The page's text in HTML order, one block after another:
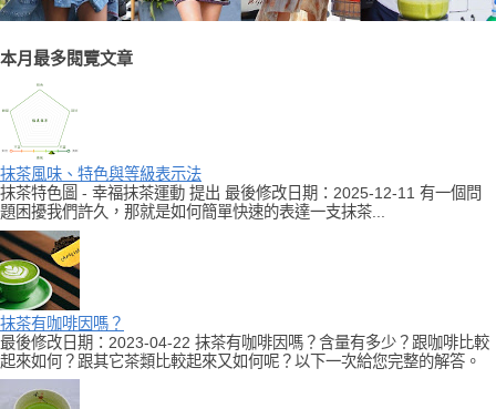
本月最多閱覽文章
抹茶風味、特色與等級表示法
抹茶特色圖 - 幸福抹茶運動 提出 最後修改日期：2025-12-11 有一個問
題困擾我們許久，那就是如何簡單快速的表達一支抹茶...
抹茶有咖啡因嗎？
最後修改日期：2023-04-22 抹茶有咖啡因嗎？含量有多少？跟咖啡比較
起來如何？跟其它茶類比較起來又如何呢？以下一次給您完整的解答。